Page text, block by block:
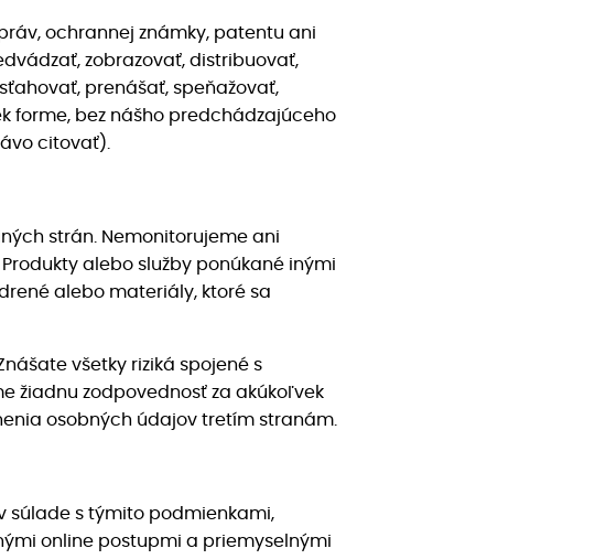
ochrannej známky, patentu ani
zobrazovať, distribuovať,
prenášať, speňažovať,
forme, bez nášho predchádzajúceho
citovať).
strán. Nemonitorujeme ani
alebo služby ponúkané inými
alebo materiály, ktoré sa
všetky riziká spojené s
žiadnu zodpovednosť za akúkoľvek
osobných údajov tretím stranám.
súlade s týmito podmienkami,
online postupmi a priemyselnými